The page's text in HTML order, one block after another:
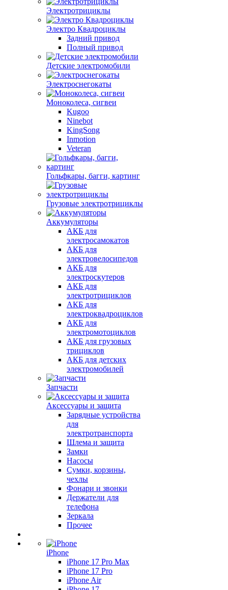
Электротрициклы
Электро Квадроциклы
Задний привод
Полный привод
Детские электромобили
Электроснегокаты
Моноколеса, сигвеи
Kugoo
Ninebot
KingSong
Inmotion
Veteran
Гольфкары, багги, картинг
Грузовые электротрициклы
Аккумуляторы
АКБ для
электросамокатов
АКБ для
электровелосипедов
АКБ для
электроскутеров
АКБ для
электротрициклов
АКБ для
электроквадроциклов
АКБ для
электромотоциклов
АКБ для грузовых
трициклов
АКБ для детских
электромобилей
Запчасти
Аксессуары и защита
Зарядные устройства
для
электротранспорта
Шлема и защита
Замки
Насосы
Сумки, корзины,
чехлы
Фонари и звонки
Держатели для
телефона
Зеркала
Прочее
iPhone
iPhone 17 Pro Max
iPhone 17 Pro
iPhone Air